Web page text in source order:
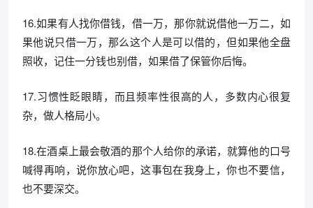
16.如果有人找你借钱，借一万，那你就说借他一万二，如
果他说只借一万，那么这个人是可以借的，但如果他全盘
照收，记住一分钱也别借，如果借了保管你后悔。
17.习惯性眨眼睛，而且频率性很高的人，多数内心很复
杂，做人格局小。
18.在酒桌上最会敬酒的那个人给你的承诺，就算他的口号
喊得再响，说你放心吧，这事包在我身上，你也不要信，
也不要深交。